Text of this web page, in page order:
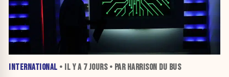
INTERNATIONAL • IL Y A 7 JOURS• PAR HARRISON DU BUS